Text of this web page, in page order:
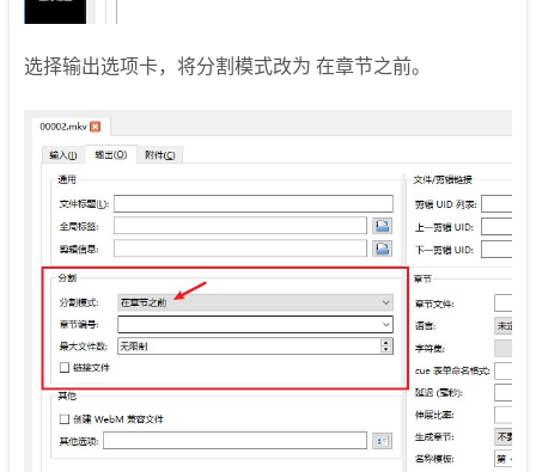
选择输出选项卡，将分割模式改为 在章节之前。